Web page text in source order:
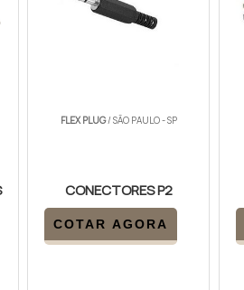
FLEX PLUG/ SÃO PAULO - SP
CONECTORES P2
COTAR AGORA